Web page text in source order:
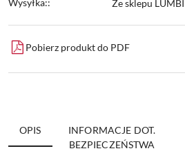
Wysyłka:: Ze sklepu LUMBI
Pobierz produkt do PDF
OPIS
INFORMACJE DOT.
BEZPIECZEŃSTWA